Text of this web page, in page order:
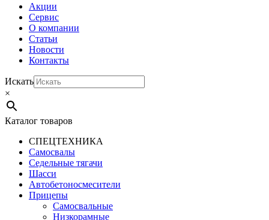
Акции
Сервис
О компании
Статьи
Новости
Контакты
Искать
×
Каталог товаров
СПЕЦТЕХНИКА
Самосвалы
Седельные тягачи
Шасси
Автобетоно­смесители
Прицепы
Самосвальные
Низкорамные